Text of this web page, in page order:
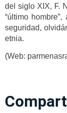
del siglo XIX, F.
“último
seguridad,
etnia.
(Web: